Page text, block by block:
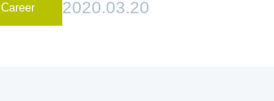
Career 2020.03.20